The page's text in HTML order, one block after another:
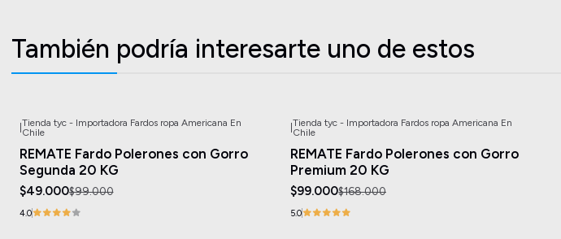
También podría interesarte uno de estos
-51%
Tienda tyc - Importadora Fardos ropa Americana En
Chile
REMATE Fardo Polerones con Gorro
Segunda 20 KG
$49.000$99.000
4.0
-41%
Tienda tyc - Importadora Fardos ropa Americana En
Chile
REMATE Fardo Polerones con Gorro
Premium 20 KG
$99.000$168.000
5.0